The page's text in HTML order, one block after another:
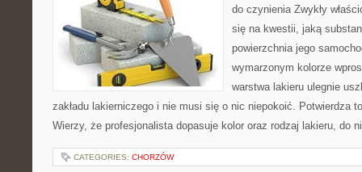
do czynienia Zwykły
się na kwestii, jaką
powierzchnia jego
wymarzonym kolorze
warstwa lakieru ulegnie
zakładu lakierniczego i nie musi się o nic niepokoić. Potwierdza
Wierzy, że profesjonalista dopasuje kolor oraz rodzaj lakieru, do
CATEGORIES: CHORZÓW